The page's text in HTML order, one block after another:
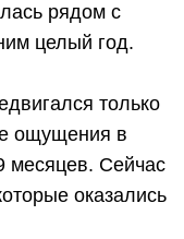
рядом с
целый год.
только
ощущения в
месяцев. Сейчас
оказались